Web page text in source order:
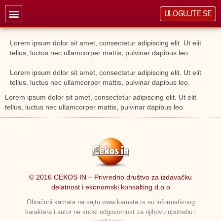
ULOGUJTE SE
Lorem ipsum dolor sit amet, consectetur adipiscing elit. Ut elit
tellus, luctus nec ullamcorper mattis, pulvinar dapibus leo.
Lorem ipsum dolor sit amet, consectetur adipiscing elit. Ut elit
tellus, luctus nec ullamcorper mattis, pulvinar dapibus leo.
Lorem ipsum dolor sit amet, consectetur adipiscing elit. Ut elit
tellus, luctus nec ullamcorper mattis, pulvinar dapibus leo.
© 2016 CEKOS IN – Privredno društvo za izdavačku
delatnost i ekonomski konsalting d.o.o
Obračuni kamata na sajtu www.kamata.rs su informativnog
karaktera i autor ne snosi odgovornost za njihovu upotrebu i